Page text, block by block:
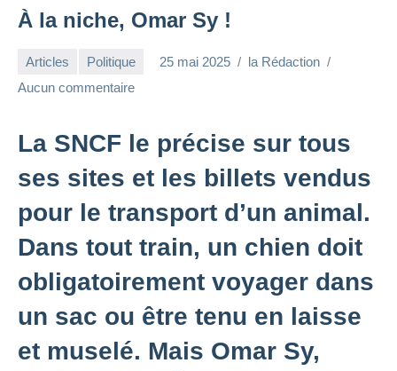
À la niche, Omar Sy !
Articles Politique 25 mai 2025
la Rédaction
Aucun commentaire
La SNCF le précise sur tous
ses sites et les billets vendus
pour le transport d’un animal.
Dans tout train, un chien doit
obligatoirement voyager dans
un sac ou être tenu en laisse
et muselé. Mais Omar Sy,